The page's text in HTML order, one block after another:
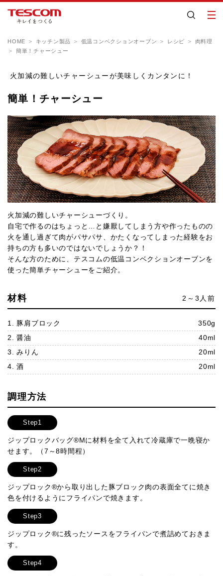
HOME キッチン製品 低温コンベクションオーブン レシピ
肉料理
簡単！チャーシュー
火加減の難しいチャーシューが美味しくカンタンに！
簡単！チャーシュー
火加減の難しいチャーシューづくり。
自宅で作るのはちょっと…と嫌厭してしまう方や作ったものの
火を通し過ぎて肉がパサパサ、かたくなってしまった経験をお
持ちの方も多いのではないでしょうか？！
そんな方のために、テスコムの低温コンベクションオーブンを
使った簡単チャーシューをご紹介。
材料 2～3人前
1. 豚肩ブロック
350g
2. 醤油
40ml
3. みりん
20ml
4. 酒
20ml
調理方法
Step1
ジップロックバッグ®Mに材料を全て入れて冷蔵庫で一晩寝か
せます。（7～8時間程）
Step2
ジップロック®から取り出した豚ブロック肉の表面全てに焼き
色を付けるようにフライパンで焼きます。
Step3
ジップロック®に残ったソースをフライパンで煮詰めておきま
す。
Step4